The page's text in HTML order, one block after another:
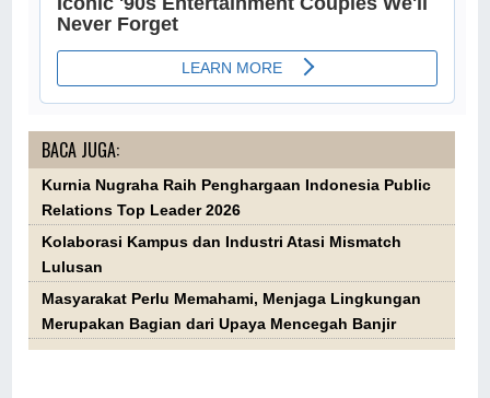
BACA JUGA:
Kurnia Nugraha Raih Penghargaan Indonesia Public
Relations Top Leader 2026
Kolaborasi Kampus dan Industri Atasi Mismatch
Lulusan
Masyarakat Perlu Memahami, Menjaga Lingkungan
Merupakan Bagian dari Upaya Mencegah Banjir